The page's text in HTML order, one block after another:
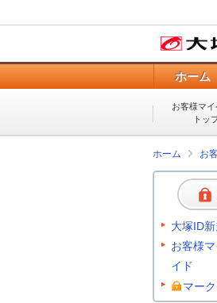
ホーム
お客様マイ
トッ
ホーム お
大塚ID新
お客様
イド
マー